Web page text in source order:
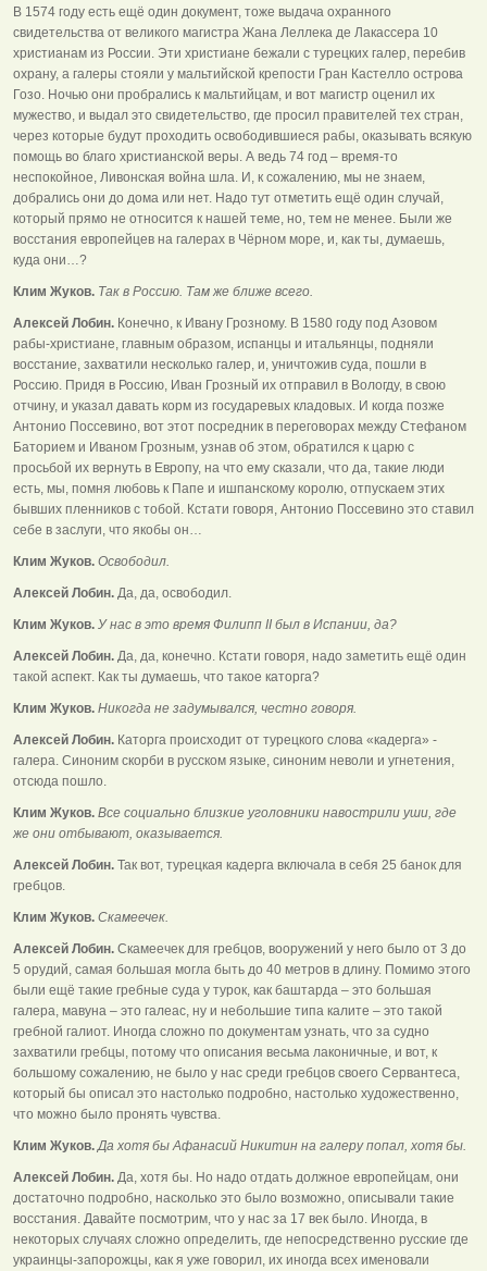
В 1574 году есть ещё один документ, тоже выдача охранного
свидетельства от великого магистра Жана Леллека де Лакассера 10
христианам из России. Эти христиане бежали с турецких галер, перебив
охрану, а галеры стояли у мальтийской крепости Гран Кастелло острова
Гозо. Ночью они пробрались к мальтийцам, и вот магистр оценил их
мужество, и выдал это свидетельство, где просил правителей тех стран,
через которые будут проходить освободившиеся рабы, оказывать всякую
помощь во благо христианской веры. А ведь 74 год – время-то
неспокойное, Ливонская война шла. И, к сожалению, мы не знаем,
добрались они до дома или нет. Надо тут отметить ещё один случай,
который прямо не относится к нашей теме, но, тем не менее. Были же
восстания европейцев на галерах в Чёрном море, и, как ты, думаешь,
куда они…?
Клим Жуков. Так в Россию. Там же ближе всего.
Алексей Лобин. Конечно, к Ивану Грозному. В 1580 году под Азовом
рабы-христиане, главным образом, испанцы и итальянцы, подняли
восстание, захватили несколько галер, и, уничтожив суда, пошли в
Россию. Придя в Россию, Иван Грозный их отправил в Вологду, в свою
отчину, и указал давать корм из государевых кладовых. И когда позже
Антонио Поссевино, вот этот посредник в переговорах между Стефаном
Баторием и Иваном Грозным, узнав об этом, обратился к царю с
просьбой их вернуть в Европу, на что ему сказали, что да, такие люди
есть, мы, помня любовь к Папе и ишпанскому королю, отпускаем этих
бывших пленников с тобой. Кстати говоря, Антонио Поссевино это ставил
себе в заслуги, что якобы он…
Клим Жуков. Освободил.
Алексей Лобин. Да, да, освободил.
Клим Жуков. У нас в это время Филипп II был в Испании, да?
Алексей Лобин. Да, да, конечно. Кстати говоря, надо заметить ещё один
такой аспект. Как ты думаешь, что такое каторга?
Клим Жуков. Никогда не задумывался, честно говоря.
Алексей Лобин. Каторга происходит от турецкого слова «кадерга» -
галера. Синоним скорби в русском языке, синоним неволи и угнетения,
отсюда пошло.
Клим Жуков. Все социально близкие уголовники навострили уши, где
же они отбывают, оказывается.
Алексей Лобин. Так вот, турецкая кадерга включала в себя 25 банок для
гребцов.
Клим Жуков. Скамеечек.
Алексей Лобин. Скамеечек для гребцов, вооружений у него было от 3 до
5 орудий, самая большая могла быть до 40 метров в длину. Помимо этого
были ещё такие гребные суда у турок, как баштарда – это большая
галера, мавуна – это галеас, ну и небольшие типа калите – это такой
гребной галиот. Иногда сложно по документам узнать, что за судно
захватили гребцы, потому что описания весьма лаконичные, и вот, к
большому сожалению, не было у нас среди гребцов своего Сервантеса,
который бы описал это настолько подробно, настолько художественно,
что можно было пронять чувства.
Клим Жуков.Да хотя бы Афанасий Никитин на галеру попал, хотя бы.
Алексей Лобин. Да, хотя бы. Но надо отдать должное европейцам, они
достаточно подробно, насколько это было возможно, описывали такие
восстания. Давайте посмотрим, что у нас за 17 век было. Иногда, в
некоторых случаях сложно определить, где непосредственно русские где
украинцы-запорожцы, как я уже говорил, их иногда всех именовали